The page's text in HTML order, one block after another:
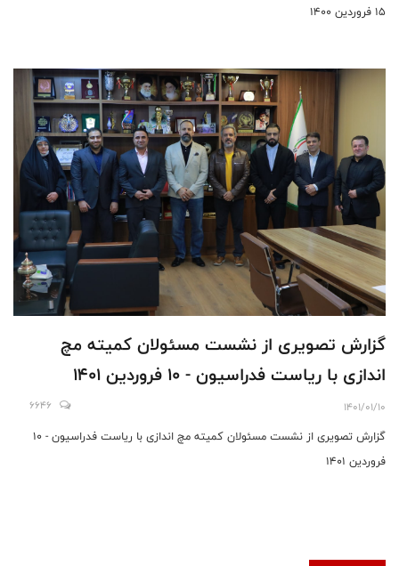
15 فروردین 1400
گزارش تصویری از نشست مسئولان کمیته مچ
اندازی با ریاست فدراسیون - 10 فروردین 1401
1401/01/10
6646
گزارش تصویری از نشست مسئولان کمیته مچ اندازی با ریاست فدراسیون - 10
فروردین 1401